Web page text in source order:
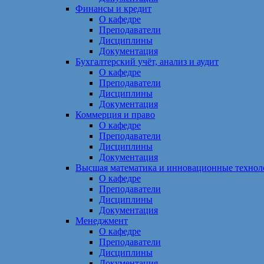
Финансы и кредит
О кафедре
Преподаватели
Дисциплины
Документация
Бухгалтерский учёт, анализ и аудит
О кафедре
Преподаватели
Дисциплины
Документация
Коммерция и право
О кафедре
Преподаватели
Дисциплины
Документация
Высшая математика и инновационные
О кафедре
Преподаватели
Дисциплины
Документация
Менеджмент
О кафедре
Преподаватели
Дисциплины